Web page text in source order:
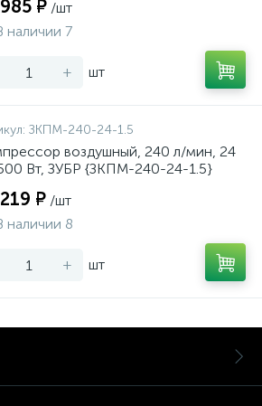
₽ /шт
наличии 7
+ шт
ЗКПМ-240-24-1.5
воздушный, 240 л/мин, 24
Вт, ЗУБР {ЗКПМ-240-24-1.5}
₽ /шт
наличии 8
+ шт